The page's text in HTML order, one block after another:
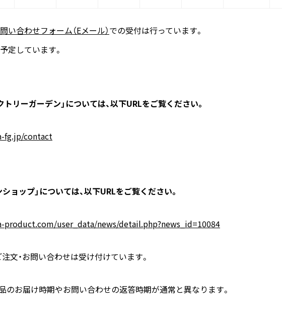
い合わせフォーム（Eメール）での受付は行っています。
定しています。
リーガーデン」については、以下URLをご覧ください。
fg.jp/contact
ョップ」については、以下URLをご覧ください。
user_data/news/detail.php?news_id=10084
文・お問い合わせは受け付けています。
のお届け時期やお問い合わせの返答時期が通常と異なります。